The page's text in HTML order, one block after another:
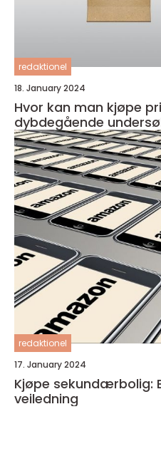
redaktionel
18. January 2024
Hvor kan man kjøpe
dybdegående
redaktionel
17. January 2024
Kjøpe sekundærbolig:
veiledning